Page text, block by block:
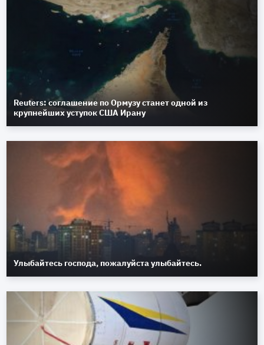
Reuters: соглашение по Ормузу станет одной из
крупнейших уступок США Ирану
Улыбайтесь господа, пожалуйста улыбайтесь.